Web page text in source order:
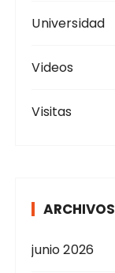
Universidad
Videos
Visitas
ARCHIVOS
junio 2026